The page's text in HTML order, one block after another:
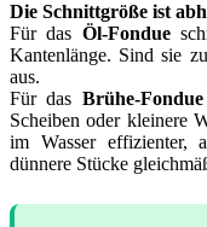
Die Schnittgröße ist
Für das Öl-Fondue
Kantenlänge. Sind sie
aus.
Für das Brühe-Fondue
Scheiben oder kleinere
im Wasser effizienter,
dünnere Stücke